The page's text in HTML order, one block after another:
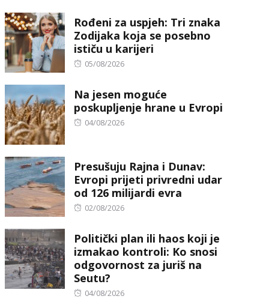
Rođeni za uspjeh: Tri znaka
Zodijaka koja se posebno
ističu u karijeri
Posted
05/08/2026
Na jesen moguće
poskupljenje hrane u Evropi
Posted
04/08/2026
Presušuju Rajna i Dunav:
Evropi prijeti privredni udar
od 126 milijardi evra
Posted
02/08/2026
Politički plan ili haos koji je
izmakao kontroli: Ko snosi
odgovornost za juriš na
Seutu?
Posted
04/08/2026